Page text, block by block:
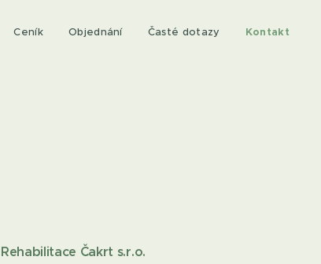
Ceník Objednání Časté dotazy Kontakt
Rehabilitace Čakrt s.r.o.